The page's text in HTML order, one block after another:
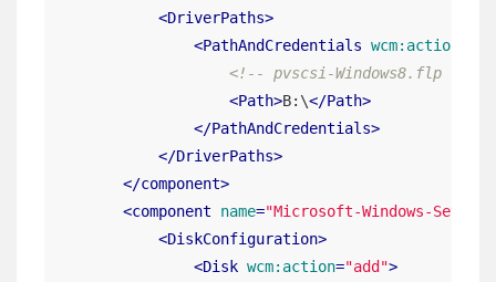
<DriverPaths>
<PathAndCredentials wcm:action
<!-- pvscsi-Windows8.flp -->
<Path>B:\</Path>
</PathAndCredentials>
</DriverPaths>
</component>
<component name="Microsoft-Windows-Setup"
<DiskConfiguration>
<Disk wcm:action="add">